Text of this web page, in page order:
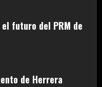
futuro del PRM de
de Herrera